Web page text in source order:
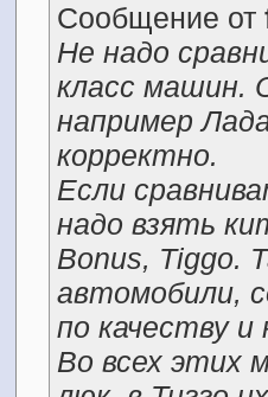
Сообщение от
Не надо
класс машин.
например
корректно.
Если
надо взять
Bonus, Tiggo.
автомобили,
по качеству
Во всех этих